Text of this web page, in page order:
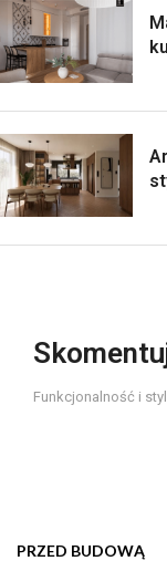
Funkcjonalność i
PRZED BUDOWĄ